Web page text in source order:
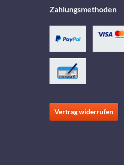
Zahlungsmethoden
Vertrag widerrufen